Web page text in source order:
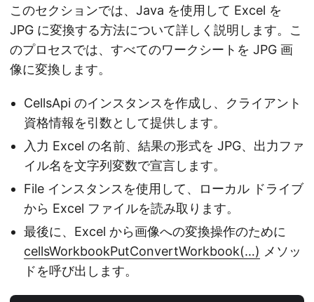
このセクションでは、Java を使用して Excel を
JPG に変換する方法について詳しく説明します。こ
のプロセスでは、すべてのワークシートを JPG 画
像に変換します。
CellsApi のインスタンスを作成し、クライアント
資格情報を引数として提供します。
入力 Excel の名前、結果の形式を JPG、出力ファ
イル名を文字列変数で宣言します。
File インスタンスを使用して、ローカル ドライブ
から Excel ファイルを読み取ります。
最後に、Excel から画像への変換操作のために
cellsWorkbookPutConvertWorkbook(…) メソッ
ドを呼び出します。